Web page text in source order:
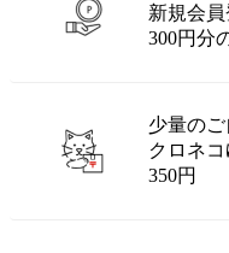
新規会
300円分
少量の
クロネ
350円